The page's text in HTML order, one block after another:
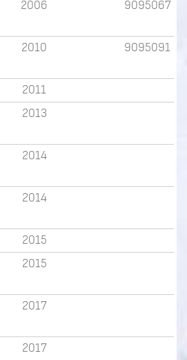
2006 9095067
2010 9095091
2011
2013
2014
2014
2015
2015
2017
2017